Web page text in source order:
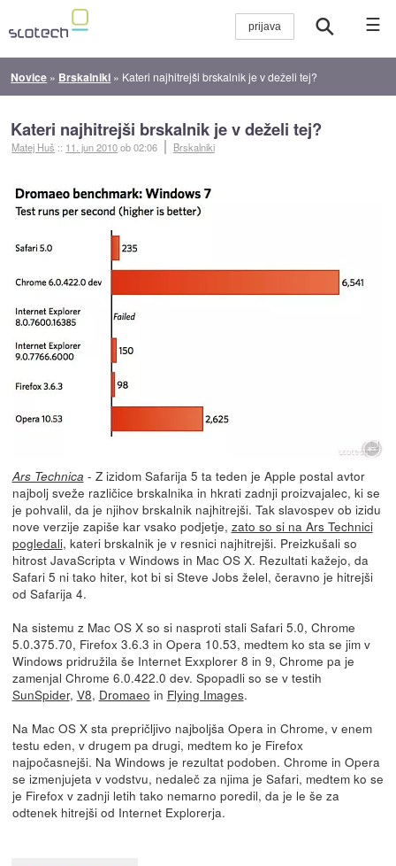
☰
Novice » Brskalniki » Kateri najhitrejši brskalnik je v deželi tej?
Kateri najhitrejši brskalnik je v deželi tej?
Matej Huš :: 11. jun 2010ob 02:06 Brskalniki
Ars Technica - Z izidom Safarija 5 ta teden je Apple postal avtor
najbolj sveže različice brskalnika in hkrati zadnji proizvajalec, ki se
je pohvalil, da je njihov brskalnik najhitrejši. Tak slavospev ob izidu
nove verzije zapiše kar vsako podjetje, zato so si na Ars Technici
pogledali, kateri brskalnik je v resnici najhitrejši. Preizkušali so
hitrost JavaScripta v Windows in Mac OS X. Rezultati kažejo, da
Safari 5 ni tako hiter, kot bi si Steve Jobs želel, čeravno je hitrejši
od Safarija 4.
Na sistemu z Mac OS X so si nasproti stali Safari 5.0, Chrome
5.0.375.70, Firefox 3.6.3 in Opera 10.53, medtem ko sta se jim v
Windows pridružila še Internet Exxplorer 8 in 9, Chrome pa je
zamenjal Chrome 6.0.422.0 dev. Spopadli so se v testih
SunSpider, V8, Dromaeo in Flying Images.
Na Mac OS X sta prepričljivo najboljša Opera in Chrome, v enem
testu eden, v drugem pa drugi, medtem ko je Firefox
najpočasnejši. Na Windows je rezultat podoben. Chrome in Opera
se izmenjujeta v vodstvu, nedaleč za njima je Safari, medtem ko se
je Firefox v zadnji letih tako nemarno poredil, da je le še za
odtenek hitrejši od Internet Explorerja.